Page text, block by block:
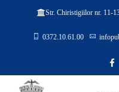
Str. Chiristigiilor nr. 11-
0372.10.61.00